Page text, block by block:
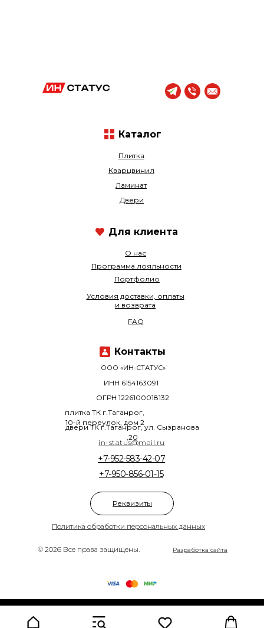
© 2026 Все права защищены.
Политика обработки персональных данных
Плитка
Кварцвинил
+7-950-856-01-15
+7-952-583-42-07
О нас
Ламинат
Программа лояльности
Двери
Портфолио
ООО «ИН-СТАТУС»
плитка ТК г.Таганрог,
10-й переулок, дом 2
двери ТК г.Таганрог, ул. Сызранова
,20
ОГРН 1226100018132
ИНН 6154163091
Разработка сайта
Условия доставки, оплаты
и возврата
FAQ
Каталог
in-status@mail.ru
Контакты
Для клиента
Реквизиты
Made on Tilda